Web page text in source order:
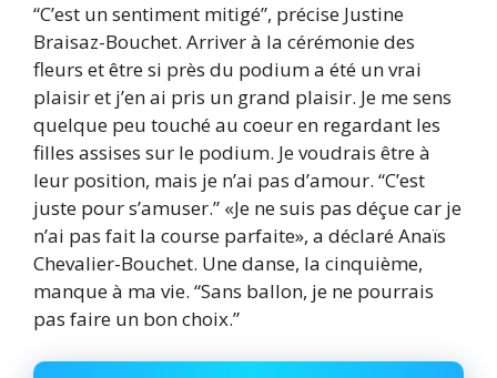
“C’est un sentiment mitigé”, précise Justine
Braisaz-Bouchet. Arriver à la cérémonie des
fleurs et être si près du podium a été un vrai
plaisir et j’en ai pris un grand plaisir. Je me sens
quelque peu touché au coeur en regardant les
filles assises sur le podium. Je voudrais être à
leur position, mais je n’ai pas d’amour. “C’est
juste pour s’amuser.” «Je ne suis pas déçue car je
n’ai pas fait la course parfaite», a déclaré Anaïs
Chevalier-Bouchet. Une danse, la cinquième,
manque à ma vie. “Sans ballon, je ne pourrais
pas faire un bon choix.”